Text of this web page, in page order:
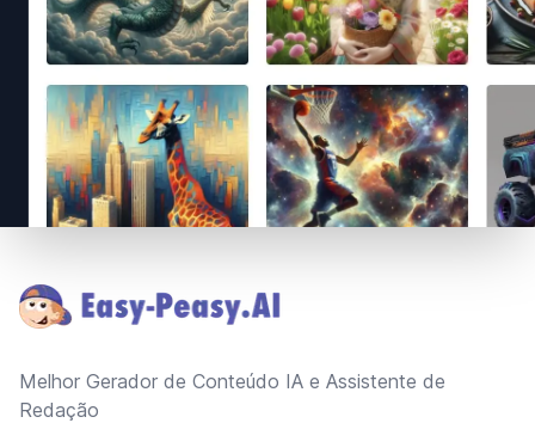
Melhor Gerador de Conteúdo IA e Assistente de
Redação